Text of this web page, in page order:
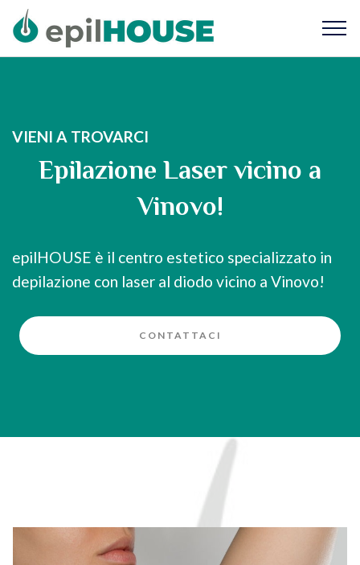
VIENI A TROVARCI
Epilazione Laser vicino a
Vinovo!
epilHOUSE è il centro estetico specializzato in
depilazione con laser al diodo vicino a Vinovo!
CONTATTACI